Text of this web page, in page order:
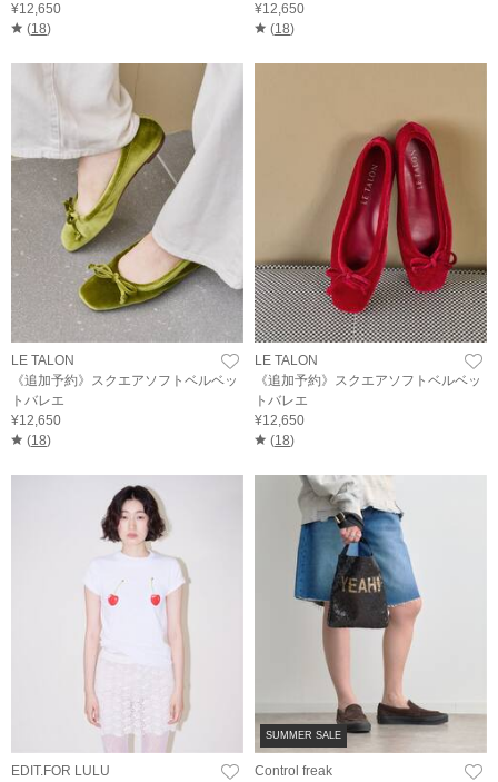
¥12,650
(18)
¥12,650
(18)
LE TALON
《追加予約》スクエアソフトベルベッ
トバレエ
¥12,650
(18)
LE TALON
《追加予約》スクエアソフトベルベッ
トバレエ
¥12,650
(18)
EDIT.FOR LULU
SUMMER SALE
Control freak